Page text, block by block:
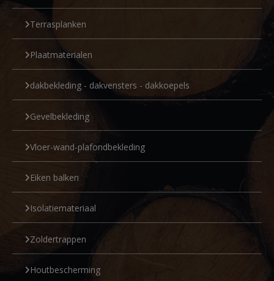
Terrasplanken
Plaatmaterialen
dakbekleding - dakvensters - dakkoepels
Gevelbekleding
Vloer-wand-plafondbekleding
Eiken balken
Isolatiemateriaal
Zoldertrappen
Houtbescherming